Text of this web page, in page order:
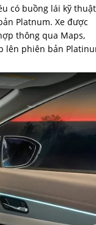
có buồng lái kỹ thuật
Platnum. Xe được
thông qua Maps,
lên phiên bản